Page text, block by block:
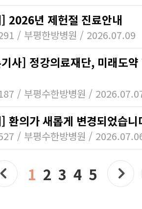
2026년 제헌절 진료안내
/ 부평한방병원 / 2026.07.09
사] 정강의료재단, 미래도
/ 부평수한방병원 /
환의가 새롭게 변경되었습니
/ 부평수한방병원 /
1 2 3 4 5